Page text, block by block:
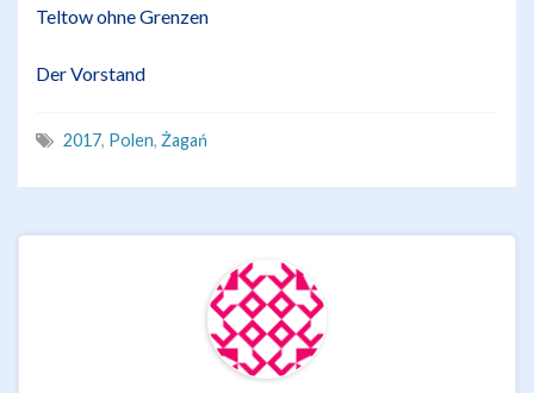
Teltow ohne Grenzen
Der Vorstand
2017, Polen, Żagań